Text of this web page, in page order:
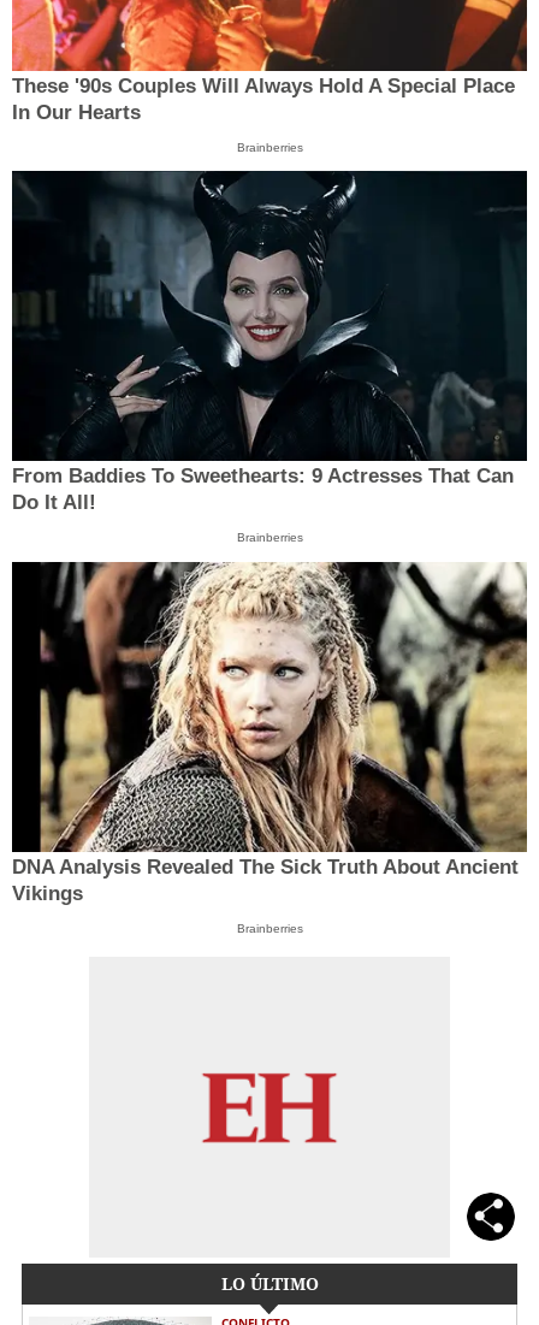
These '90s Couples Will Always Hold A Special Place
In Our Hearts
Brainberries
From Baddies To Sweethearts: 9 Actresses That Can
Do It All!
Brainberries
DNA Analysis Revealed The Sick Truth About Ancient
Vikings
Brainberries
LO ÚLTIMO